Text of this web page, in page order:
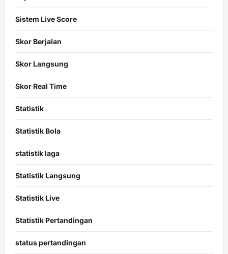
Sistem Live Score
Skor Berjalan
Skor Langsung
Skor Real Time
Statistik
Statistik Bola
statistik laga
Statistik Langsung
Statistik Live
Statistik Pertandingan
status pertandingan